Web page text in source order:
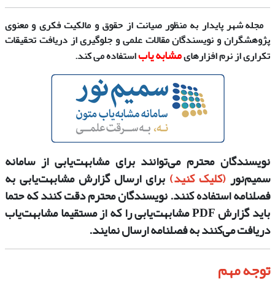
مجله شهر پایدار به منظور صیانت از حقوق و مالکیت فکری و معنوی
پژوهشگران و نویسندگان مقالات علمی و جلوگیری از دریافت تحقیقات
تکراری از نرم افزارهایمشابه یاباستفاده می کند.
نویسندگان محترم می‌توانند برای مشابهت‌یابی از سامانه
سمیم‌نور(کلیک کنید) برای ارسال گزارش مشابهت‌یابی به
فصلنامه استفاده کنند. نویسندگان محترم دقت کنند که حتما
باید گزارش PDF مشابهت‌یابی را که از مستقیما مشابهت‌یاب
دریافت می‌‌کنند به فصلنامه ارسال نمایند.
توجه مهم